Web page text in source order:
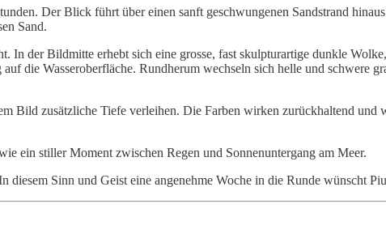
Der Blick führt über einen sanft geschwungenen Sandstrand
Sand.
der Bildmitte erhebt sich eine grosse, fast skulpturartige dunkle
die Wasseroberfläche. Rundherum wechseln sich helle und schwere
Bild zusätzliche Tiefe verleihen. Die Farben wirken zurückhaltend
ein stiller Moment zwischen Regen und Sonnenuntergang am Meer.
diesem Sinn und Geist eine angenehme Woche in die Runde wünscht